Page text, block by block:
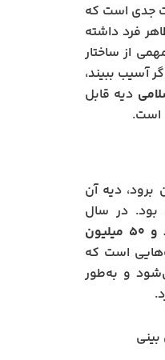
جدی است که
فرد داشته
از ساختار
آسیب ببیند،
دیه قابل
است.
برود، دیه آن
بود. در سال
۱ میلیارد و ۵۰ میلیون
است که
و به‌طور